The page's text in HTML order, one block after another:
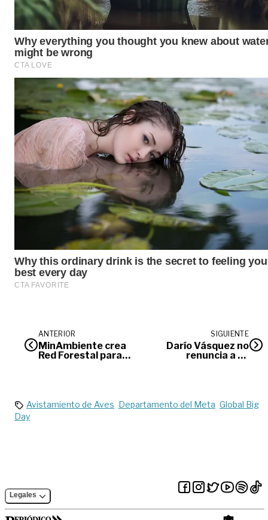
ANTERIOR
MinAmbiente crea
Red Forestal para
SIGUIENTE
Darío Vásquez no
renuncia a su
Avistamiento de Aves Departamento del Meta Global Big
Day
Legales